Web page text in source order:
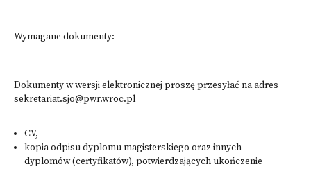
Wymagane dokumenty:
Dokumenty w wersji elektronicznej proszę przesyłać na adres
sekretariat.sjo@pwr.wroc.pl
CV,
kopia odpisu dyplomu magisterskiego oraz innych
dyplomów (certyfikatów), potwierdzających ukończenie